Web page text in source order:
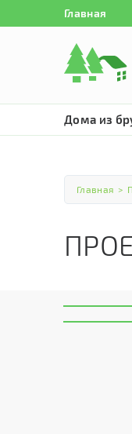
Главная
Дома из
Главная >